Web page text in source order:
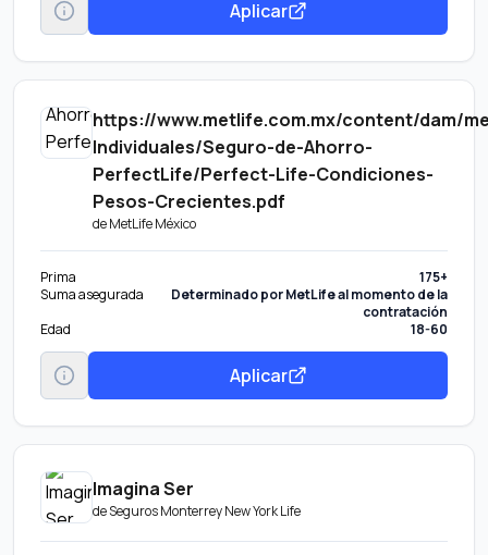
Aplicar
https://www.metlife.com.mx/content/dam/
Individuales/Seguro-de-Ahorro-
PerfectLife/Perfect-Life-Condiciones-
Pesos-Crecientes.pdf
deMetLife México
Prima
175+
Suma asegurada
Determinado por MetLife al momento de la
contratación
Edad
18-60
Aplicar
Imagina Ser
deSeguros Monterrey New York Life